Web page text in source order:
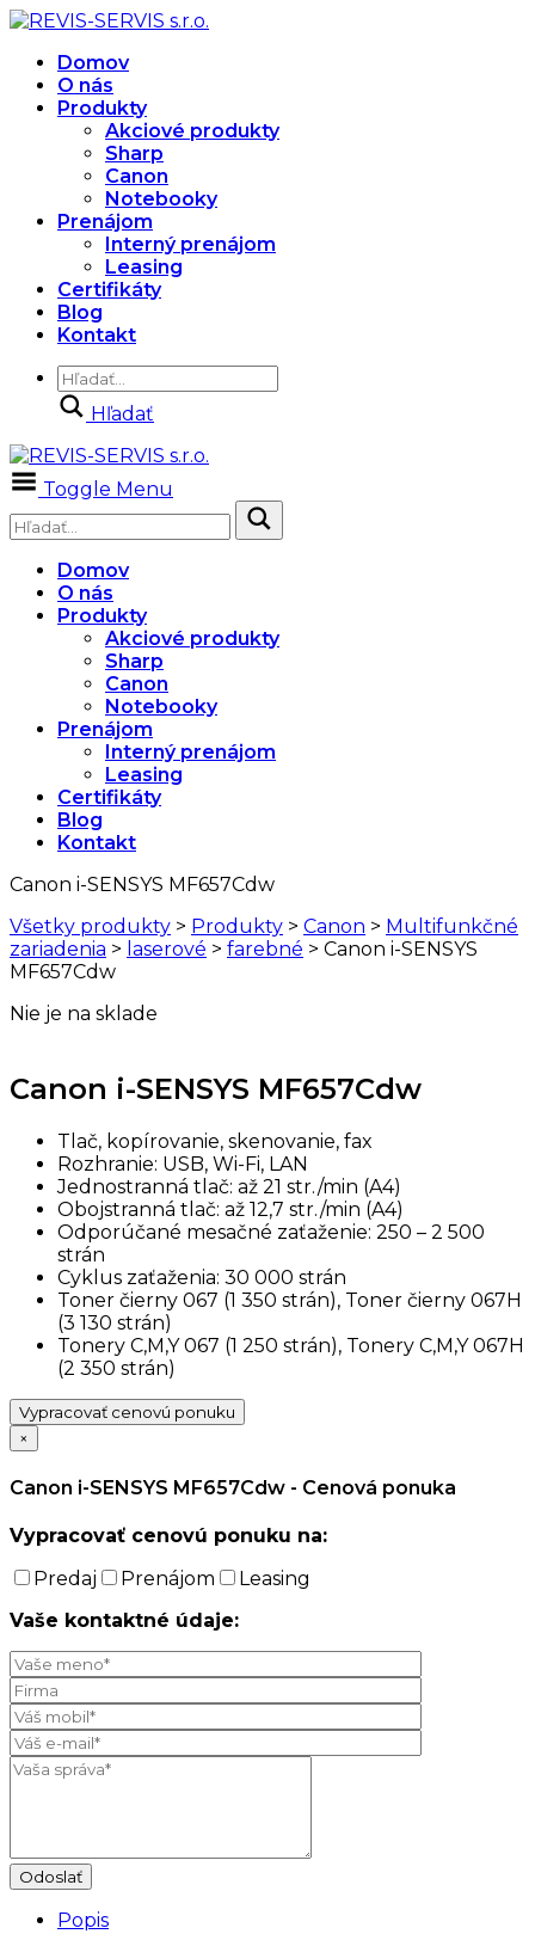
Domov
O nás
Produkty
Akciové produkty
Sharp
Canon
Notebooky
Prenájom
Interný prenájom
Leasing
Certifikáty
Blog
Kontakt
Hľadať
Toggle Menu
Domov
O nás
Produkty
Akciové produkty
Sharp
Canon
Notebooky
Prenájom
Interný prenájom
Leasing
Certifikáty
Blog
Kontakt
Canon i-SENSYS MF657Cdw
Všetky produkty > Produkty > Canon > Multifunkčné
zariadenia > laserové > farebné > Canon i-SENSYS
MF657Cdw
Nie je na sklade
Canon i-SENSYS MF657Cdw
Tlač, kopírovanie, skenovanie, fax
Rozhranie: USB, Wi-Fi, LAN
Jednostranná tlač: až 21 str./min (A4)
Obojstranná tlač: až 12,7 str./min (A4)
Odporúčané mesačné zaťaženie: 250 – 2 500
strán
Cyklus zaťaženia: 30 000 strán
Toner čierny 067 (1 350 strán), Toner čierny 067H
(3 130 strán)
Tonery C,M,Y 067 (1 250 strán), Tonery C,M,Y 067H
(2 350 strán)
Vypracovať cenovú ponuku
×
Canon i-SENSYS MF657Cdw - Cenová ponuka
Vypracovať cenovú ponuku na:
Predaj
Prenájom
Leasing
Vaše kontaktné údaje:
Popis